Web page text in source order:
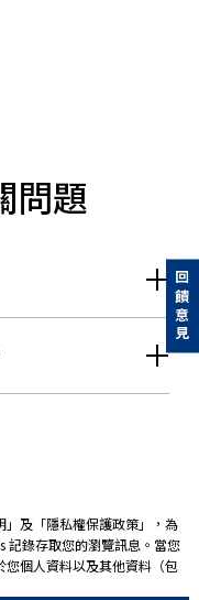
問題
」及「隱私權保護政策」，為
記錄存取您的瀏覽訊息。當您
個人資料以及其他資料（包
回饋意見